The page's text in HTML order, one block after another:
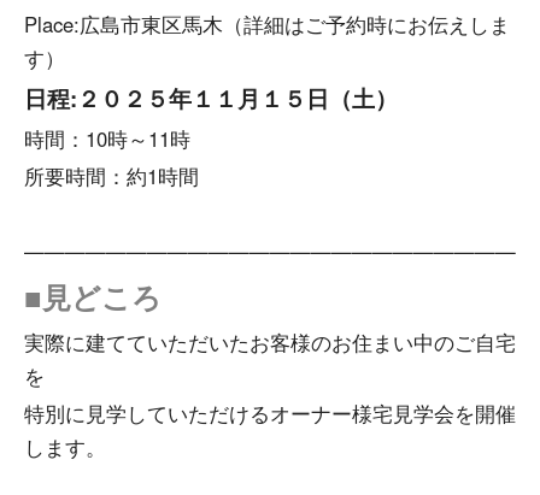
Place:広島市東区馬木（詳細はご予約時にお伝えしま
す）
日程:２０２５年１１ 月１５日（土）
時間：10時～11時
所要時間：約1時間
■見どころ
実際に建てていただいたお客様のお住まい中のご自宅
を
特別に見学していただけるオーナー様宅見学会を開催
します。